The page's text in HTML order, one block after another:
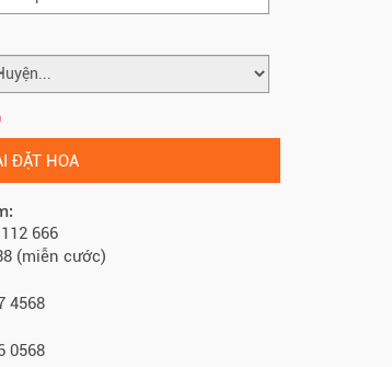
ĐẶT HOA
666
(miễn cước)
4568
0568